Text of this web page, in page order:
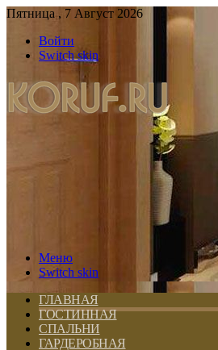
Пятница , 7 Август 2026
Войти
Switch skin
Меню
Switch skin
ГЛАВНАЯ
ГОСТИННАЯ
СПАЛЬНИ
ГАРДЕРОБНАЯ